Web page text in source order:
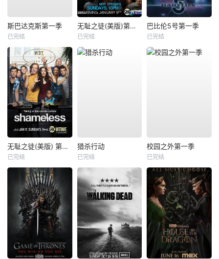
斯巴达克斯第一季
已完结
无耻之徒(美版)第一季
已完结
巴比伦5号第一季
已完结
无耻之徒(美版) 第五季
已完结
猎杀行动
已完结
校园之外第一季
已完结